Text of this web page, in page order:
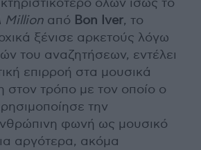
όλων ίσως το
Million από Bon Iver, το
ξένισε αρκετούς λόγω
του αναζητήσεων, εντέλει
επιρροή στα μουσικά
στον τρόπο με τον οποίο ο
την
φωνή ως μουσικό
αργότερα, ακόμα